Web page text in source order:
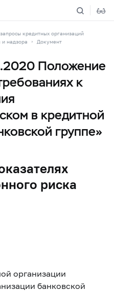
кредитных организаций
и надзора
Документ
Положение
к
в кредитной
группе»
риска
организации
банковской